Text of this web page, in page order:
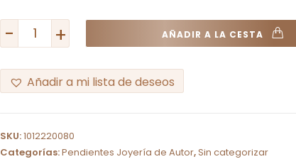
- + AÑADIR A LA CESTA
Añadir a mi lista de deseos
t
SKU:1012220080
Categorías:Pendientes Joyería de Autor,Sin categorizar